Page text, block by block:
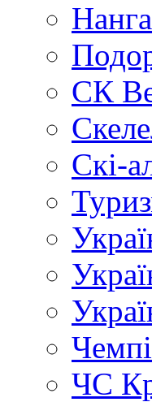
СК
Скі-
ЧС